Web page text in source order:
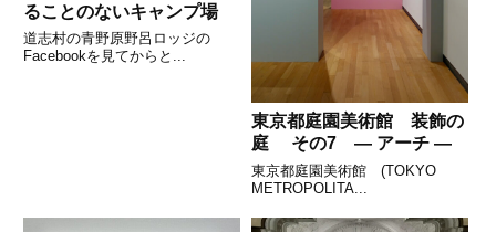
ることのないキャンプ場
道志村の青野原野呂ロッジの
Facebookを見てからと...
東京都庭園美術館 装飾の
庭 その7 — アーチ —
東京都庭園美術館 (TOKYO
METROPOLITA...